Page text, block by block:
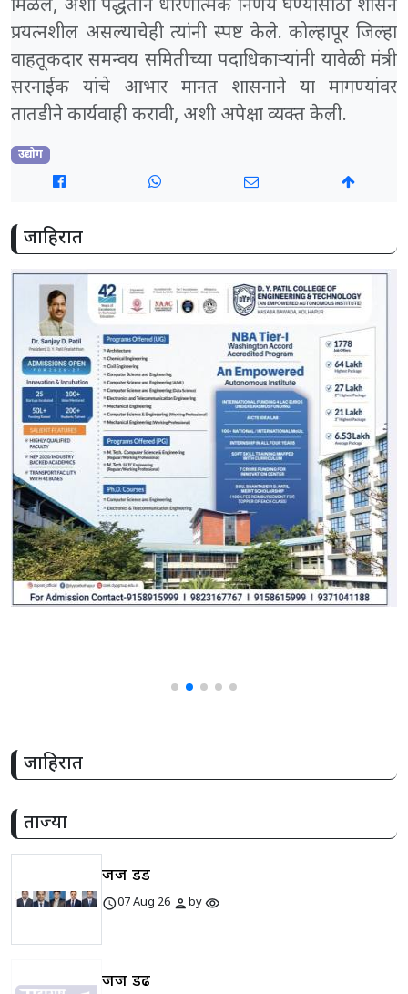
मिळेल, अशा पद्धतीने धोरणात्मक निर्णय घेण्यासाठी शासन
प्रयत्नशील असल्याचेही त्यांनी स्पष्ट केले. कोल्हापूर जिल्हा
वाहतूकदार समन्वय समितीच्या पदाधिकाऱ्यांनी यावेळी मंत्री
सरनाईक यांचे आभार मानत शासनाने या मागण्यांवर
तातडीने कार्यवाही करावी, अशी अपेक्षा व्यक्त केली.
उद्योग
जाहिरात
जाहिरात
ताज्या
जज डड
schedule07 Aug 26 personbyvisibility
जज डढ